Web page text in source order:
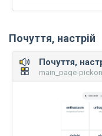
Почуття, настрій
Почуття,
main_page-